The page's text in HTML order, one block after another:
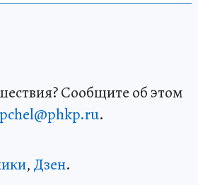
Сообщите об этом
.
, Дзен.